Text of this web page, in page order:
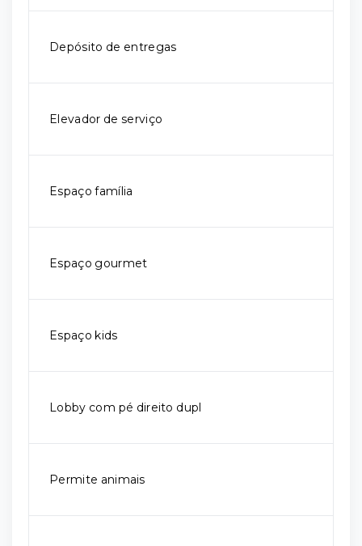
Depósito de entregas
Elevador de serviço
Espaço família
Espaço gourmet
Espaço kids
Lobby com pé direito dupl
Permite animais